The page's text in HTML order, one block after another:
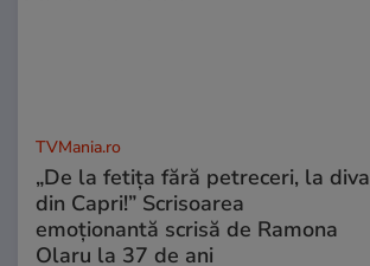
TVMania.ro
„De la fetița fără petreceri, la diva
din Capri!” Scrisoarea
emoționantă scrisă de Ramona
Olaru la 37 de ani